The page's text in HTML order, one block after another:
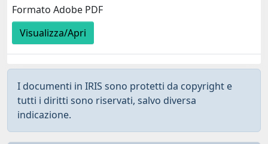
Formato Adobe PDF
Visualizza/Apri
I documenti in IRIS sono protetti da copyright e
tutti i diritti sono riservati, salvo diversa
indicazione.